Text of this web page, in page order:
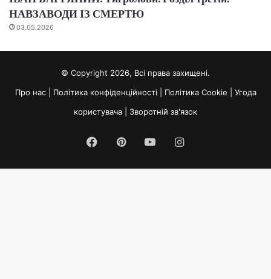
НАВЗАВОДИ ІЗ СМЕРТЮ
03.05.2026
© Copyright 2026, Всі права захищені.
Про нас
Політика конфіденційності Політика Cookie
Угода
користувача
Зворотній зв'язок
Facebook
PinterestYouTubeInstagram